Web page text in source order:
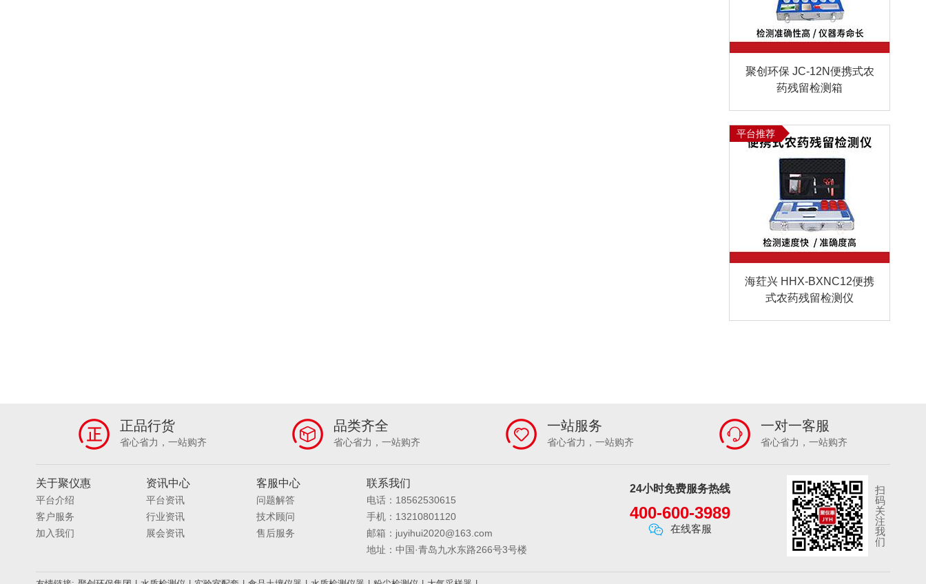
聚创环保 JC-12N便携式农
药残留检测箱
平台推荐
海荭兴 HHX-BXNC12便携
式农药残留检测仪
正品行货
省心省力，一站购齐
品类齐全
省心省力，一站购齐
一站服务
省心省力，一站购齐
一对一客服
省心省力，一站购齐
关于聚仪惠
平台介绍
客户服务
加入我们
资讯中心
平台资讯
行业资讯
展会资讯
客服中心
问题解答
技术顾问
售后服务
联系我们
电话：18562530615
手机：13210801120
邮箱：juyihui2020@163.com
地址：中国·青岛九水东路266号3号楼
24小时免费服务热线
400-600-3989
在线客服
扫
码
关
注
我
们